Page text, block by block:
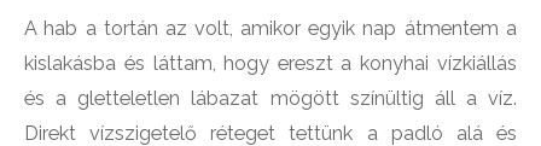
A hab a tortán az volt, amikor egyik nap átmentem a
kislakásba és láttam, hogy ereszt a konyhai vízkiállás
és a gletteletlen lábazat mögött színültig áll a víz.
Direkt vízszigetelő réteget tettünk a padló alá és